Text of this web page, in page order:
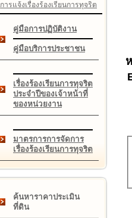
การแจ้งเรื่องร้องเรียนการทุจริต
คู่มือการปฏิบัติงาน
คู่มือบริการประชาชน
เรื่องร้องเรียนการทุจริต
ประจำปีของเจ้าหน้าที่
ของหน่วยงาน
มาตรการการจัดการ
เรื่องร้องเรียนการทุจริต
ค้นหาราคาประเมิน
ที่ดิน